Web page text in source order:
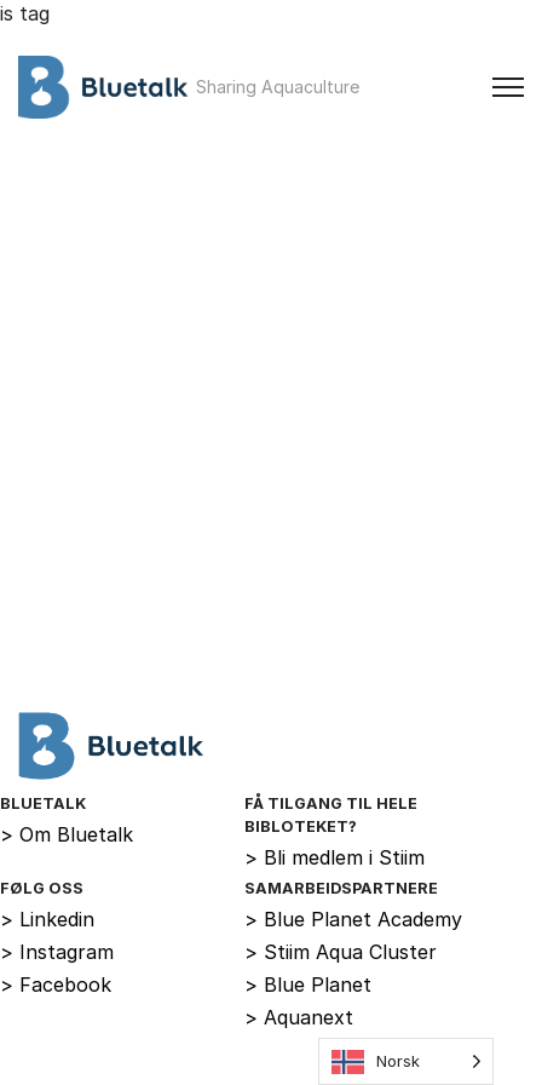
is tag
Sharing Aquaculture
BLUETALK
> Om Bluetalk
FÅ TILGANG TIL HELE
BIBLOTEKET?
> Bli medlem i Stiim
FØLG OSS
> Linkedin
> Instagram
> Facebook
SAMARBEIDSPARTNERE
> Blue Planet Academy
> Stiim Aqua Cluster
> Blue Planet
> Aquanext
Norsk